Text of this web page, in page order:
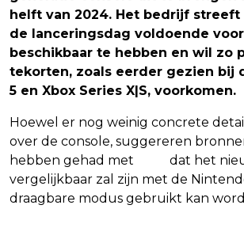
helft van 2024. Het bedrijf streeft
de lanceringsdag voldoende
beschikbaar te hebben en wil zo
tekorten, zoals eerder gezien bij
5 en Xbox Series X|S, voorkomen.
Hoewel er nog weinig concrete
over de console, suggereren
hebben gehad met
dat het
vergelijkbaar zal zijn met de
draagbare modus gebruikt kan